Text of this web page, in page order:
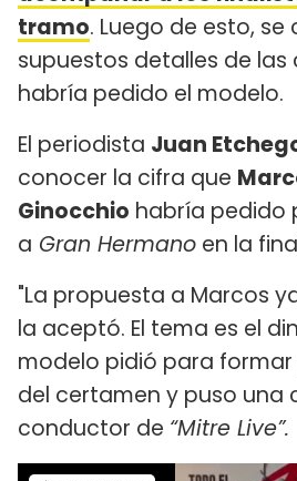
tramo. Luego de esto,
supuestos detalles de
habría pedido el modelo.
El periodista Juan
conocer la cifra que
Ginocchio habría pedido
a Gran Hermano en la
"La propuesta a Marcos
la aceptó. El tema es el
modelo pidió para
del certamen y puso una
conductor de “Mitre Live”.